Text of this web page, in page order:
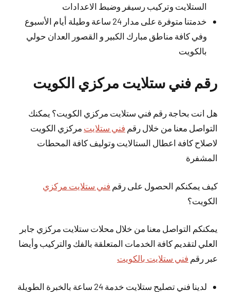
الستلايت وتركيب رسيفر وضبط الاعدادات
خدمتنا متوفرة على مدار 24 ساعة وطيلة أيام الأسبوع
وفي كافة مناطق مبارك الكبير و القصور العدان حولي
بالكويت
رقم فني ستلايت مركزي الكويت
هل انت بحاجة رقم فني ستلايت مركزي الكويت؟ يمكنك
التواصل معنا من خلال رقم فني ستلايت مركزي الكويت
لاصلاح كافة اعطال الستالايت وتوليف كافة المحطات
المشفرة
كيف يمكنكم الحصول على رقم فني ستلايت مركزي
الكويت؟
يمكنكم التواصل معنا من خلال محلات ستلايت مركزي جابر
العلي لتقديم كافة الخدمات المتعلقة بالفك والتركيب وأيضا
عبر رقم فني ستلايت بالكويت
لدينا فني تصليح ستلايت خدمة 24 ساعة بالخبرة الطويلة